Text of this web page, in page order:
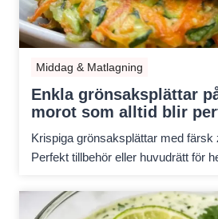
Middag & Matlagning
Enkla grönsaksplättar
morot som alltid blir
Krispiga grönsaksplättar med färsk
Perfekt tillbehör eller huvudrätt för